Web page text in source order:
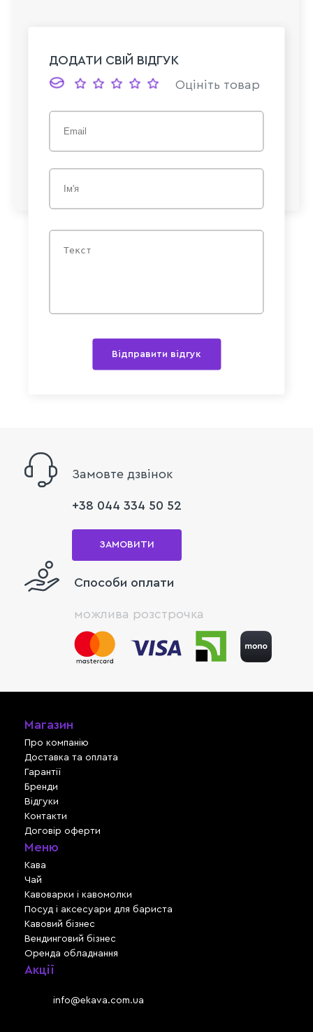
ДОДАТИ СВІЙ ВІДГУК
Оцініть товар
Відправити відгук
Замовте дзвінок
+38 044 334 50 52
ЗАМОВИТИ
Способи оплати
можлива розстрочка
Магазин
Про компанію
Доставка та оплата
Гарантії
Бренди
Відгуки
Контакти
Договір оферти
Меню
Кава
Чай
Кавоварки і кавомолки
Посуд і аксесуари для бариста
Кавовий бізнес
Вендинговий бізнес
Оренда обладнання
Акції
info@ekava.com.ua